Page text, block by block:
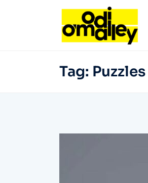
Tag: Puzzles